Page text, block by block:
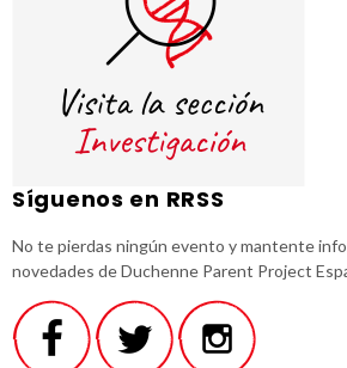
Síguenos en RRSS
No te pierdas ningún evento y mantente
novedades de Duchenne Parent Project